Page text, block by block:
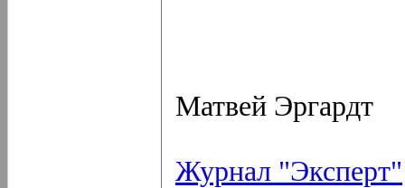
Матвей Эргардт
Журнал "Эксперт"